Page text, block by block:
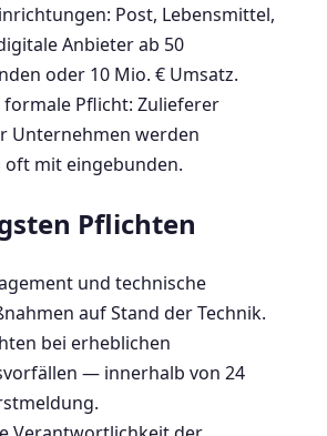
Post, Lebensmittel,
Anbieter ab 50
oder 10 Mio. € Umsatz.
formale Pflicht: Zulieferer
Unternehmen werden
mit eingebunden.
Pflichten
und technische
auf Stand der Technik.
bei erheblichen
— innerhalb von 24